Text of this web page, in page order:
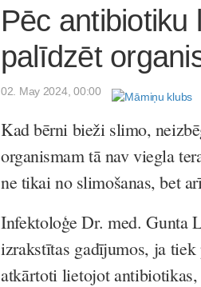
Pēc antibiotiku
palīdzēt
02. May 2024, 00:00
Kad bērni bieži slimo,
organismam tā nav viegla
ne tikai no slimošanas, bet
Infektoloģe Dr. med. Gunta
izrakstītas gadījumos, ja
atkārtoti lietojot